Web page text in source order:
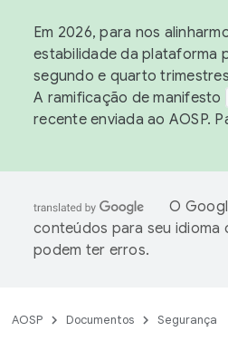
Em 2026, para nos
estabilidade da plataforma
segundo e quarto
A ramificação de manifesto
recente enviada ao AOSP.
O
conteúdos para seu idioma
podem ter erros.
AOSP Documentos Segurança